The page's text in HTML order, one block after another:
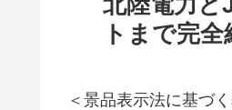
トまで完全
＜景品表示法に基づ